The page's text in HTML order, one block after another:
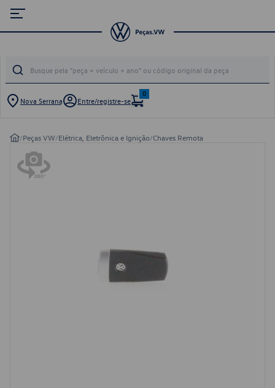
Nova Serrana Entre/registre-se
0
/Peças VW/Elétrica, Eletrônica e Ignição/Chaves Remota